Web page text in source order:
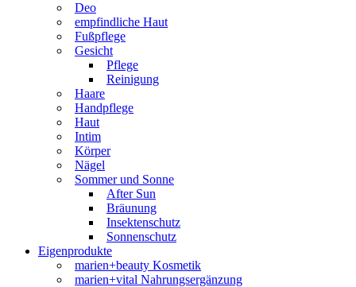
Deo
empfindliche Haut
Fußpflege
Gesicht
Pflege
Reinigung
Haare
Handpflege
Haut
Intim
Körper
Nägel
Sommer und Sonne
After Sun
Bräunung
Insektenschutz
Sonnenschutz
Eigenprodukte
marien+beauty Kosmetik
marien+vital Nahrungsergänzung